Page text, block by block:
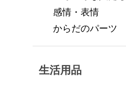
感情・表情
からだのパーツ
生活用品